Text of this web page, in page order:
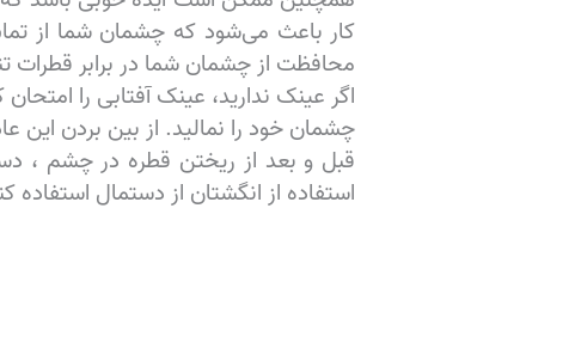
کار باعث می‌شود که چشمان شما از
محافظت از چشمان شما در برابر
اگر عینک ندارید، عینک آفتابی را
چشمان خود را نمالید. از بین بردن
استفاده از انگشتان از دستمال استفاده